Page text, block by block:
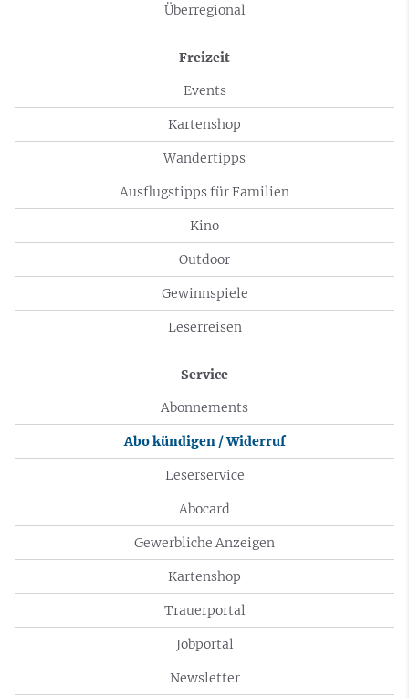
Überregional
Freizeit
Events
Kartenshop
Wandertipps
Ausflugstipps für Familien
Kino
Outdoor
Gewinnspiele
Leserreisen
Service
Abonnements
Abo kündigen / Widerruf
Leserservice
Abocard
Gewerbliche Anzeigen
Kartenshop
Trauerportal
Jobportal
Newsletter